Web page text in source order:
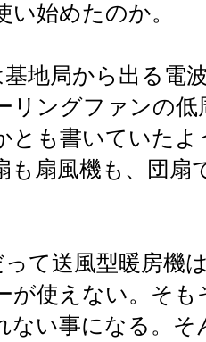
い始めたのか。
基地局から出る電
リングファンの
とも書いていた
も扇風機も、団
って送風型暖房機
が使えない。そ
ない事になる。